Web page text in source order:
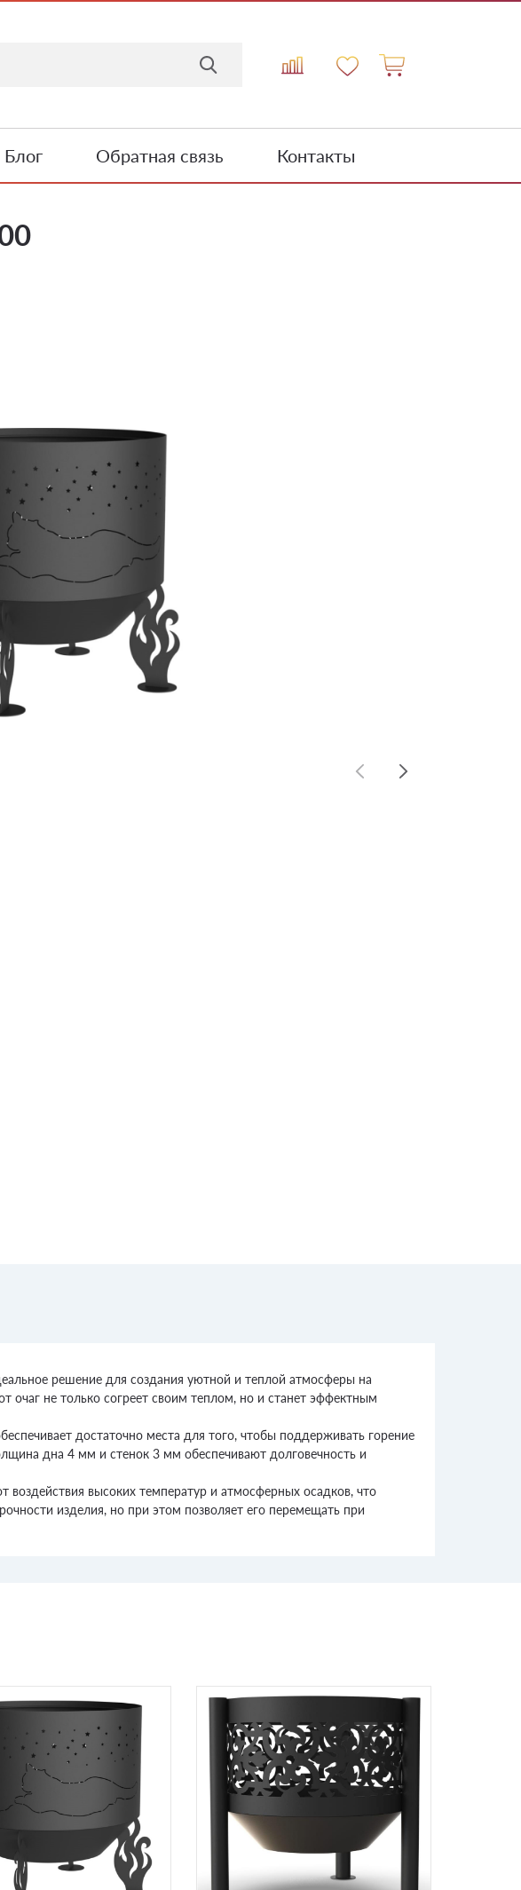
Блог Обратная связь Контакты
решение для создания уютной и теплой атмосферы на
очаг не только согреет своим теплом, но и станет эффектным
достаточно места для того, чтобы поддерживать горение
дна 4 мм и стенок 3 мм обеспечивают долговечность и
высоких температур и атмосферных осадков, что
изделия, но при этом позволяет его перемещать при